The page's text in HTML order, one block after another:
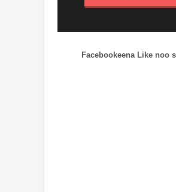
Facebookeena Like noo